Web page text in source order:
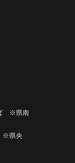
ば ※県南
※県央